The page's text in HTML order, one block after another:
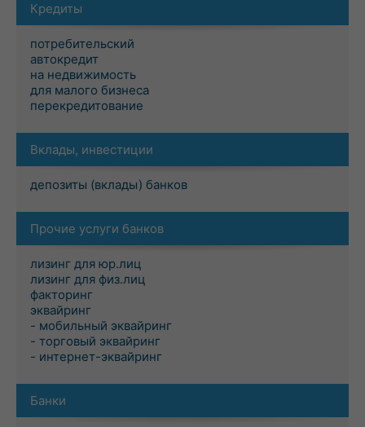
Кредиты
потребительский
автокредит
на недвижимость
для малого бизнеса
перекредитование
Вклады, инвестиции
депозиты (вклады) банков
Прочие услуги банков
лизинг для юр.лиц
лизинг для физ.лиц
факторинг
эквайринг
- мобильный эквайринг
- торговый эквайринг
- интернет-эквайринг
Банки